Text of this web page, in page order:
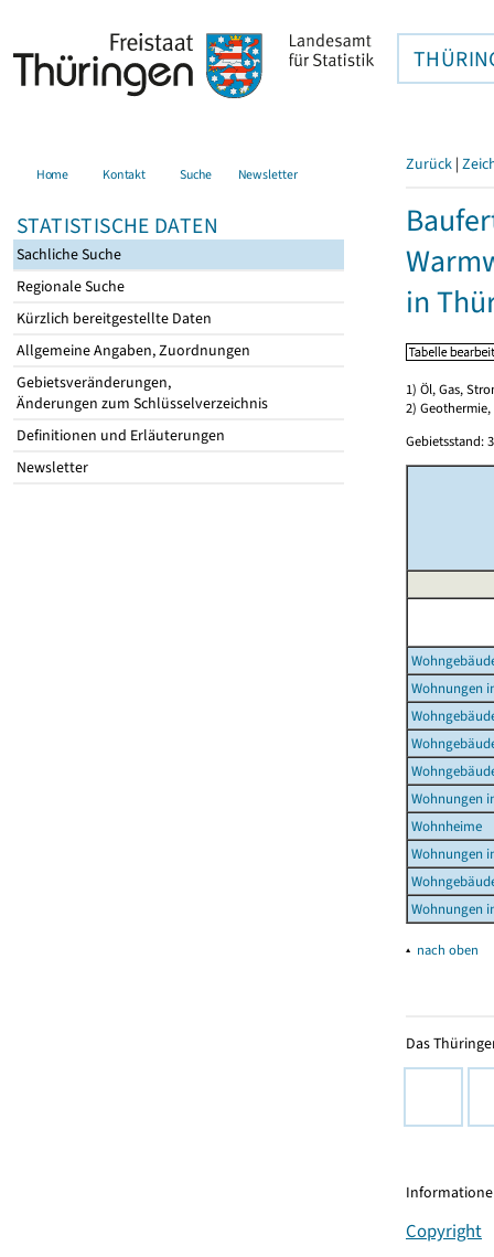
Home Kontakt Suche Newsletter
STATISTISCHE DATEN
Sachliche Suche
Regionale Suche
Kürzlich bereitgestellte Daten
Allgemeine Angaben, Zuordnungen
Gebietsveränderungen,
Änderungen zum Schlüsselverzeichnis
Definitionen und Erläuterungen
Newsletter
Zurück |
in
1) Öl, Gas,
2)
Gebietsstand:
Wohnungen
Wohnungen
Wohnheime
Wohnungen
Wohnungen
▴ nach oben
Das
Copyright